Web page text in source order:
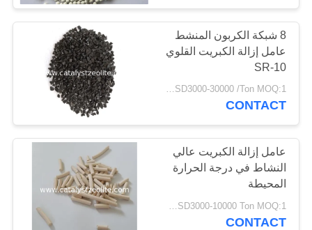
8 شبكة الكربون المنشط
عامل إزالة الكبريت القلوي
SR-10
USD3000-30000 /Ton MOQ:1 كغم
CONTACT
عامل إزالة الكبريت عالي
النشاط في درجة الحرارة
المحيطة
CONTACT